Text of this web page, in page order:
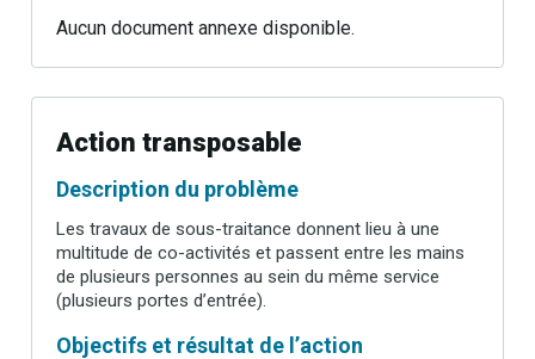
Aucun document annexe disponible.
Action transposable
Description du problème
Les travaux de sous-traitance donnent lieu à une
multitude de co-activités et passent entre les mains
de plusieurs personnes au sein du même service
(plusieurs portes d’entrée).
Objectifs et résultat de l’action